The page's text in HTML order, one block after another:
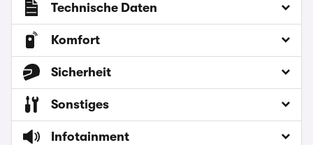
Technische Daten
Komfort
Sicherheit
Sonstiges
Infotainment